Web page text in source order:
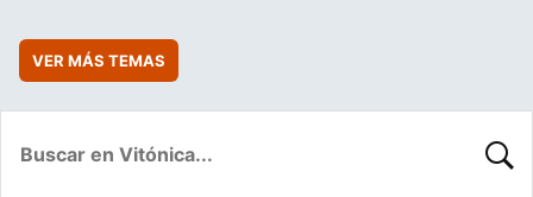
VER MÁS TEMAS